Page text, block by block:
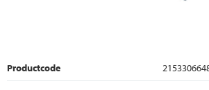
Productcode